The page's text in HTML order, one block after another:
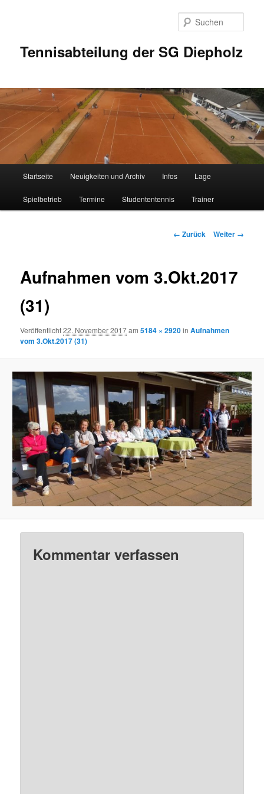
Tennisabteilung der SG Diepholz
Startseite Neuigkeiten und Archiv Infos Lage
Spielbetrieb Termine Studententennis Trainer
Bilder-
← Zurück Weiter →
Aufnahmen vom 3.Okt.2017
(31)
Veröffentlicht22. November 2017am5184 × 2920inAufnahmen
vom 3.Okt.2017 (31)
Kommentar verfassen